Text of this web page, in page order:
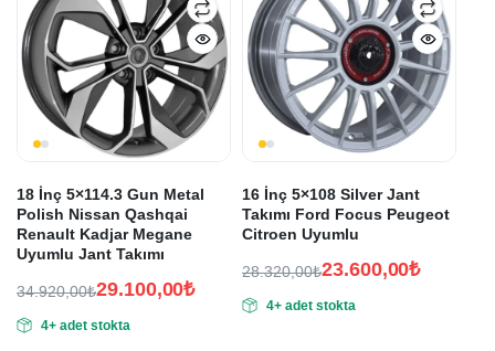
18 İnç 5×114.3 Gun Metal
Polish Nissan Qashqai
Renault Kadjar Megane
Uyumlu Jant Takımı
34.920,00₺
fiyat:
29.100,00₺
andaki
4+ adet stokta
16 İnç 5×108 Silver Jant
Takımı Ford Focus Peugeot
Citroen Uyumlu
28.320,00₺
fiyat:
23.600,00₺
andaki
4+ adet stokta